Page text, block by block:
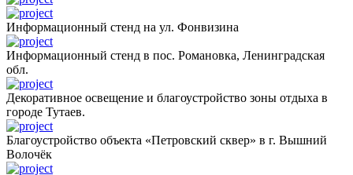
Информационный стенд на ул. Фонвизина
Информационный стенд в пос. Романовка, Ленинградская
обл.
Декоративное освещение и благоустройство зоны отдыха в
городе Тутаев.
Благоустройство объекта «Петровский сквер» в г. Вышний
Волочёк